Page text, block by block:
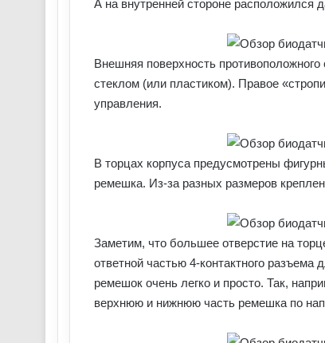
А на внутренней стороне расположился
Внешняя поверхность
стеклом (или пластиком). Правое
управления.
В торцах корпуса предусмотрены
ремешка. Из-за разных размеров
Заметим, что большее отверстие на
ответной частью 4-контактного разъема
ремешок очень легко и просто. Так,
верхнюю и нижнюю часть ремешка по